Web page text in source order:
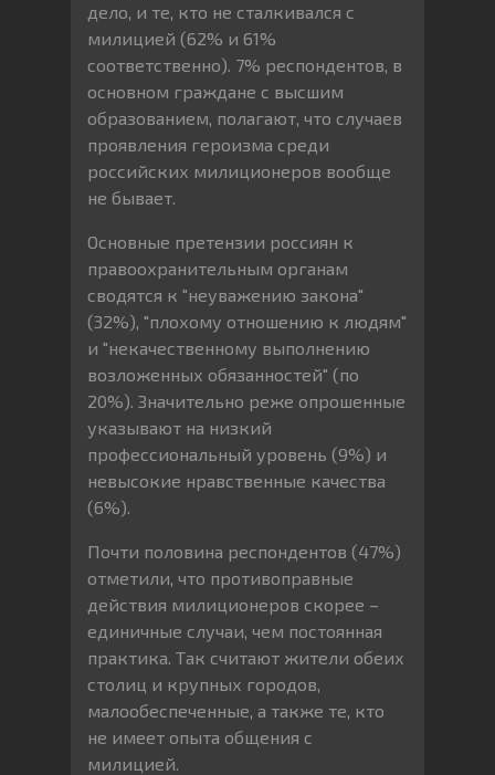
дело, и те, кто не сталкивался с
милицией (62% и 61%
соответственно). 7% респондентов, в
основном граждане с высшим
образованием, полагают, что случаев
проявления героизма среди
российских милиционеров вообще
не бывает.
Основные претензии россиян к
правоохранительным органам
сводятся к "неуважению закона"
(32%), "плохому отношению к людям"
и "некачественному выполнению
возложенных обязанностей" (по
20%). Значительно реже опрошенные
указывают на низкий
профессиональный уровень (9%) и
невысокие нравственные качества
(6%).
Почти половина респондентов (47%)
отметили, что противоправные
действия милиционеров скорее –
единичные случаи, чем постоянная
практика. Так считают жители обеих
столиц и крупных городов,
малообеспеченные, а также те, кто
не имеет опыта общения с
милицией.